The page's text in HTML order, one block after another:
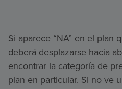
Si aparece “NA” en el plan
deberá desplazarse hacia
encontrar la categoría de
plan en particular. Si no ve